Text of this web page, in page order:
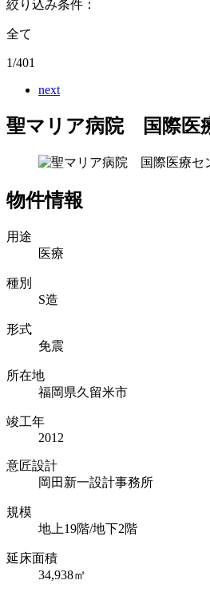
絞り込み条件：
全て
1/401
next
聖マリア病院 国際医
物件情報
用途
医療
種別
S造
形式
免震
所在地
福岡県久留米市
竣工年
2012
意匠設計
岡田新一設計事務所
規模
地上19階/地下2階
延床面積
34,938㎡